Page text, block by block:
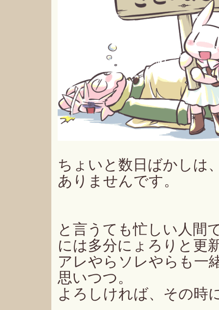
ちょいと数日ばかしは
ありませんです。
と言うても忙しい人間
には多分にょろりと更
アレやらソレやらも一
思いつつ。
よろしければ、その時